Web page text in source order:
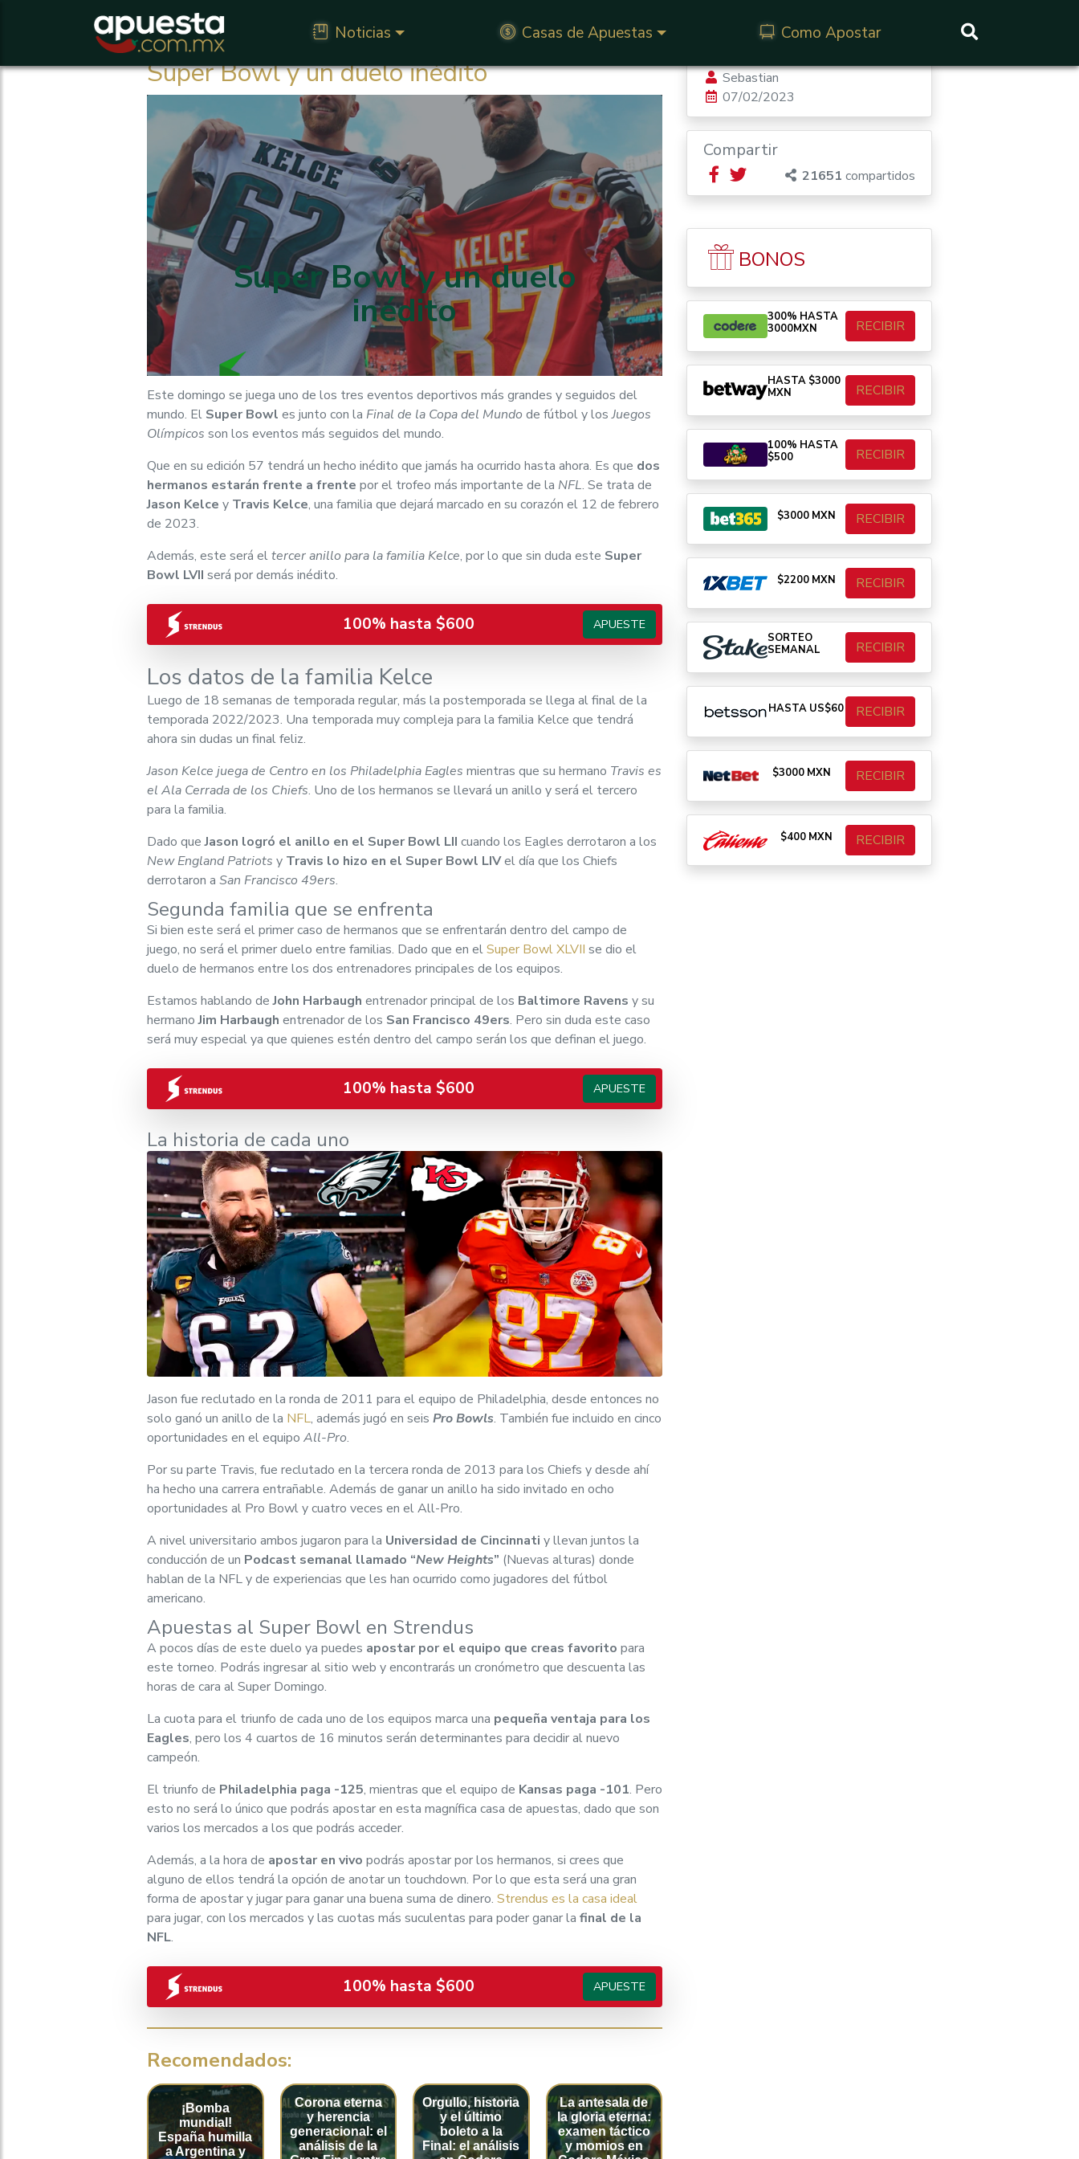
Noticias Casas de Apuestas Como Apostar Buscar
Super Bowl y un duelo inédito
Super Bowl y un duelo
inédito
Este domingo se juega uno de los tres eventos deportivos más grandes y seguidos del
mundo. El Super Bowl es junto con la Final de la Copa del Mundo de fútbol y losJuegos
Olímpicos son los eventos más seguidos del mundo.
Que en su edición 57 tendrá un hecho inédito que jamás ha ocurrido hasta ahora. Es que dos
hermanos estarán frente a frente por el trofeo más importante de la NFL. Se trata de
Jason Kelce y Travis Kelce, una familia que dejará marcado en su corazón el 12 de febrero
de 2023.
Además, este será eltercer anillo para la familia Kelce, por lo que sin duda este Super
Bowl LVII será por demás inédito.
100% hasta $600 APUESTE
Los datos de la familia Kelce
Luego de 18 semanas de temporada regular, más la postemporada se llega al final de la
temporada 2022/2023. Una temporada muy compleja para la familia Kelce que tendrá
ahora sin dudas un final feliz.
Jason Kelce juega de Centro en los Philadelphia Eagles mientras que su hermano Travis es
el Ala Cerrada de los Chiefs. Uno de los hermanos se llevará un anillo y será el tercero
para la familia.
Dado queJason logró el anillo en el Super Bowl LII cuando los Eagles derrotaron a los
New England Patriots y Travis lo hizo en el Super Bowl LIVel día que los Chiefs
derrotaron a San Francisco 49ers.
Segunda familia que se enfrenta
Si bien este será el primer caso de hermanos que se enfrentarán dentro del campo de
juego, no será el primer duelo entre familias. Dado que en elSuper Bowl XLVII se dio el
duelo de hermanos entre los dos entrenadores principales de los equipos.
Estamos hablando deJohn Harbaugh entrenador principal de los Baltimore Ravens y su
hermanoJim Harbaugh entrenador de los San Francisco 49ers. Pero sin duda este caso
será muy especial ya que quienes estén dentro del campo serán los que definan el juego.
100% hasta $600 APUESTE
La historia de cada uno
Jason fue reclutado en la ronda de 2011 para el equipo de Philadelphia, desde entonces no
solo ganó un anillo de la NFL, además jugó en seis Pro Bowls. También fue incluido en cinco
oportunidades en el equipo All-Pro.
Por su parte Travis, fue reclutado en la tercera ronda de 2013 para los Chiefs y desde ahí
ha hecho una carrera entrañable. Además de ganar un anillo ha sido invitado en ocho
oportunidades al Pro Bowl y cuatro veces en el All-Pro.
A nivel universitario ambos jugaron para la Universidad de Cincinnati y llevan juntos la
conducción de un Podcast semanal llamado “New Heights” (Nuevas alturas) donde
hablan de la NFL y de experiencias que les han ocurrido como jugadores del fútbol
americano.
Apuestas al Super Bowl en Strendus
A pocos días de este duelo ya puedes apostar por el equipo que creas favorito para
este torneo. Podrás ingresar al sitio web y encontrarás un cronómetro que descuenta las
horas de cara al Super Domingo.
La cuota para el triunfo de cada uno de los equipos marca una pequeña ventaja para los
Eagles, pero los 4 cuartos de 16 minutos serán determinantes para decidir al nuevo
campeón.
El triunfo de Philadelphia paga -125, mientras que el equipo de Kansas paga -101. Pero
esto no será lo único que podrás apostar en esta magnífica casa de apuestas, dado que son
varios los mercados a los que podrás acceder.
Además, a la hora de apostar en vivo podrás apostar por los hermanos, si crees que
alguno de ellos tendrá la opción de anotar un touchdown. Por lo que esta será una gran
forma de apostar y jugar para ganar una buena suma de dinero. Strendus es la casa ideal
para jugar, con los mercados y las cuotas más suculentas para poder ganar la final de la
NFL.
100% hasta $600 APUESTE
Recomendados:
¡Bomba
mundial!
España humilla
a Argentina y
Corona eterna
y herencia
generacional: el
análisis de la
Orgullo, historia
y el último
boleto a la
Final: el análisis
La antesala de
la gloria eterna:
examen táctico
y momios en
Sebastian
07/02/2023
Compartir
21651 compartidos
BONOS
300% HASTA
3000MXN
RECIBIR
HASTA $3000
MXN
RECIBIR
100% HASTA
$500
RECIBIR
$3000 MXN RECIBIR
$2200 MXN RECIBIR
SORTEO
SEMANAL
RECIBIR
HASTA US$60 RECIBIR
$3000 MXN RECIBIR
$400 MXN RECIBIR